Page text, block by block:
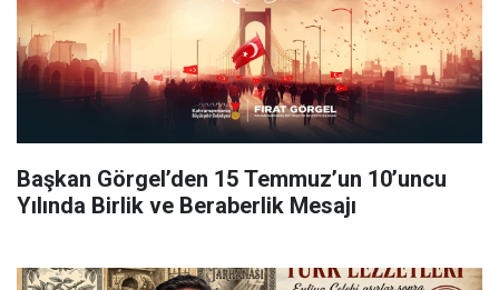
Başkan Görgel’den 15 Temmuz’un 10’uncu
Yılında Birlik ve Beraberlik Mesajı